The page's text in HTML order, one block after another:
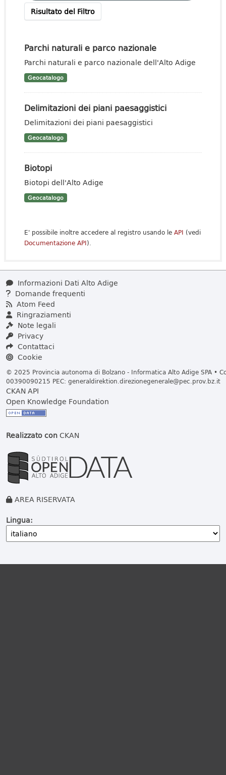
Risultato del Filtro
Parchi naturali e parco nazionale
Parchi naturali e parco nazionale dell'Alto Adige
Geocatalogo
Delimitazioni dei piani paesaggistici
Delimitazioni dei piani paesaggistici
Geocatalogo
Biotopi
Biotopi dell'Alto Adige
Geocatalogo
E' possibile inoltre accedere al registro usando le API (vedi
Documentazione API).
Informazioni Dati Alto Adige
Domande frequenti
Atom Feed
Ringraziamenti
Note legali
Privacy
Contattaci
Cookie
© 2025 Provincia autonoma di Bolzano - Informatica Alto Adige SPA •
00390090215 PEC: generaldirektion.direzionegenerale@pec.prov.bz.it
CKAN API
Open Knowledge Foundation
Realizzato conCKAN
AREA RISERVATA
Lingua